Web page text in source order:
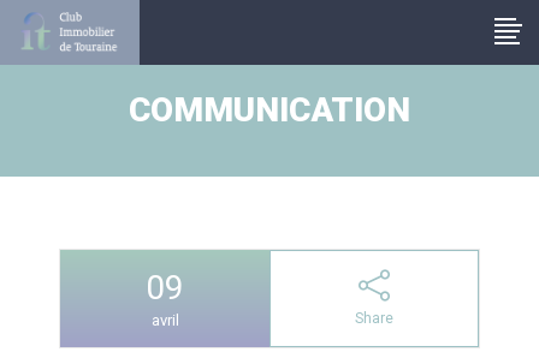
COMMUNICATION
09
avril Share
Panneau de gestion des cookies